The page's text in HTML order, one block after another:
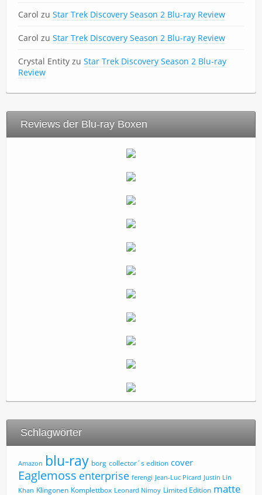
Carol zu Star Trek Discovery Season 2 Blu-ray Review
Carol zu Star Trek Discovery Season 2 Blu-ray Review
Crystal Entity zu Star Trek Discovery Season 2 Blu-ray
Review
Reviews der Blu-ray Boxen
Schlagwörter
Amazon blu-ray borg collector´s edition cover
Eaglemoss enterprise ferengi Jean-Luc Picard Justin Lin
Khan Klingonen Komplettbox Leonard Nimoy Limited Edition matte